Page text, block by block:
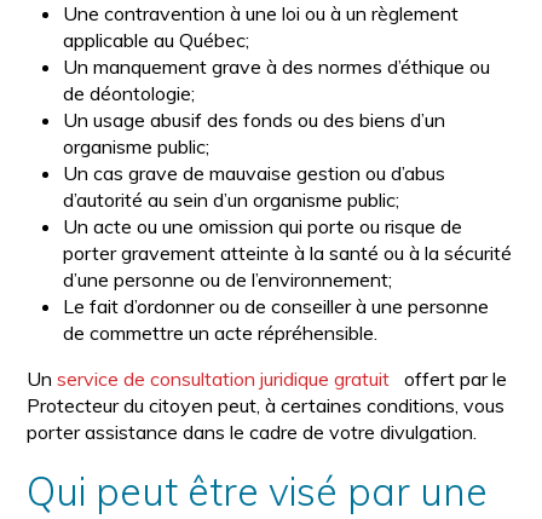
Une contravention à une loi ou à un règlement
applicable au Québec;
Un manquement grave à des normes d’éthique ou
de déontologie;
Un usage abusif des fonds ou des biens d’un
organisme public;
Un cas grave de mauvaise gestion ou d’abus
d’autorité au sein d’un organisme public;
Un acte ou une omission qui porte ou risque de
porter gravement atteinte à la santé ou à la sécurité
d’une personne ou de l’environnement;
Le fait d’ordonner ou de conseiller à une personne
de commettre un acte répréhensible.
Unservice de consultation juridique gratuit offert par le
Protecteur du citoyen peut, à certaines conditions, vous
porter assistance dans le cadre de votre divulgation.
Qui peut être visé par une